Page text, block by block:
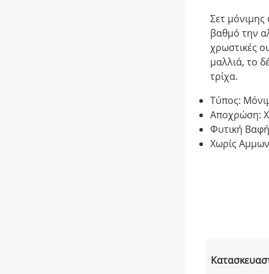
Σετ
βαθμό την
χρωστικές
μαλλιά, το
τρίχα.
Τύπος:
Αποχρώση:
Φυτική Βαφή
Χωρίς